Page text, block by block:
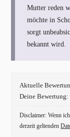
Mutter reden
möchte in
sorgt
bekannt wird.
Aktuelle
Deine Bewertung:
Disclaimer: Wenn
derzeit geltenden